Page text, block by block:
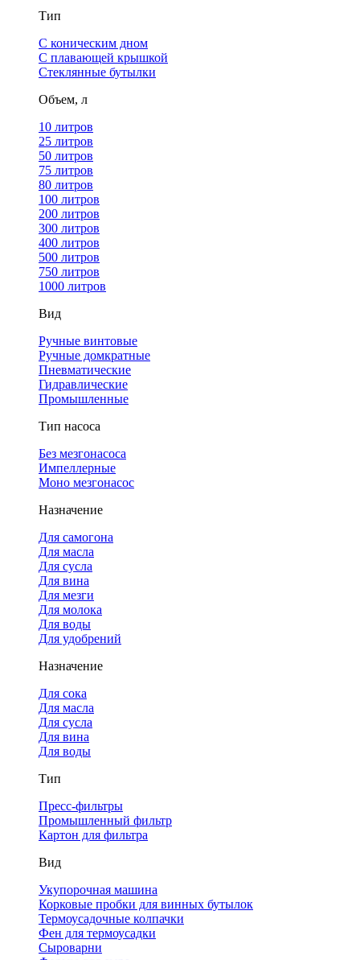
Тип
С коническим дном
С плавающей крышкой
Стеклянные бутылки
Объем, л
10 литров
25 литров
50 литров
75 литров
80 литров
100 литров
200 литров
300 литров
400 литров
500 литров
750 литров
1000 литров
Вид
Ручные винтовые
Ручные домкратные
Пневматические
Гидравлические
Промышленные
Тип насоса
Без мезгонасоса
Импеллерные
Моно мезгонасос
Назначение
Для самогона
Для масла
Для сусла
Для вина
Для мезги
Для молока
Для воды
Для удобрений
Назначение
Для сока
Для масла
Для сусла
Для вина
Для воды
Тип
Пресс-фильтры
Промышленный фильтр
Картон для фильтра
Вид
Укупорочная машина
Корковые пробки для винных бутылок
Термоусадочные колпачки
Фен для термоусадки
Сыроварни